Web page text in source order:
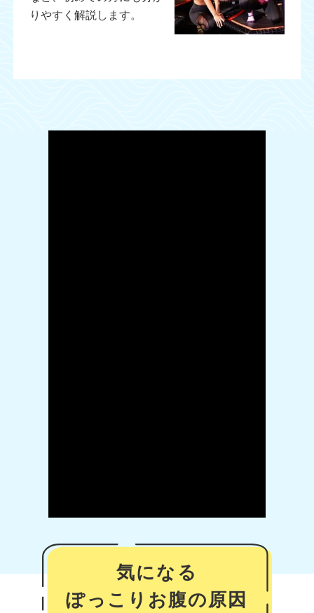
りやすく解説します。
気になる
ぽっこりお腹の原因